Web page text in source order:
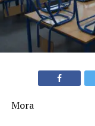
Mora